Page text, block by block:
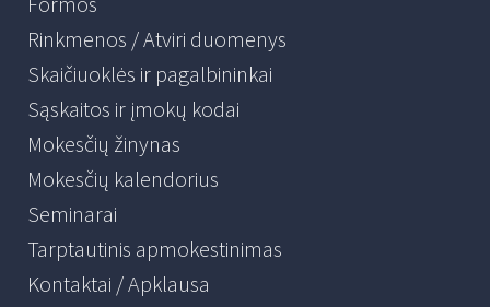
Rinkmenos / Atviri duomenys
Skaičiuoklės ir pagalbininkai
Sąskaitos ir įmokų kodai
Mokesčių žinynas
Mokesčių kalendorius
Seminarai
Tarptautinis apmokestinimas
Kontaktai / Apklausa